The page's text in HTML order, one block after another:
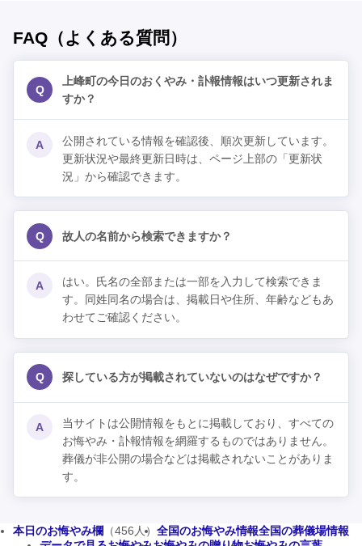
FAQ（よくある質問）
Q
上峰町の今日のおくやみ・訃報情報はいつ更新されま
すか？
A
公開されている情報を確認後、順次更新しています。
更新状況や最終更新日時は、ページ上部の「更新状
況」から確認できます。
Q 故人の名前から検索できますか？
A
はい。氏名の全部または一部を入力して検索できま
す。同姓同名の場合は、掲載日や住所、年齢などもあ
わせてご確認ください。
Q 探している方が掲載されていないのはなぜですか？
A
当サイトは公開情報をもとに掲載しており、すべての
お悔やみ・訃報情報を網羅するものではありません。
葬儀が非公開の場合などは掲載されないことがありま
す。
本日のお悔やみ欄 （456人） 全国のお悔やみ情報全国の葬儀場情報